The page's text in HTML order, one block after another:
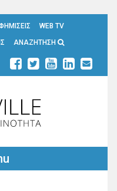
WEB TV
ΑΝΑΖΗΤΗΣΗ